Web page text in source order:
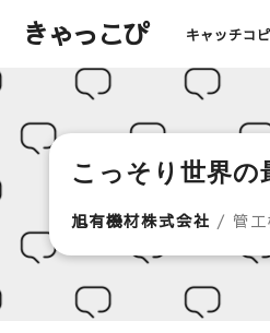
きゃっこぴ キャッチコ
こっそり世界の
旭有機材株式会社 / 管工